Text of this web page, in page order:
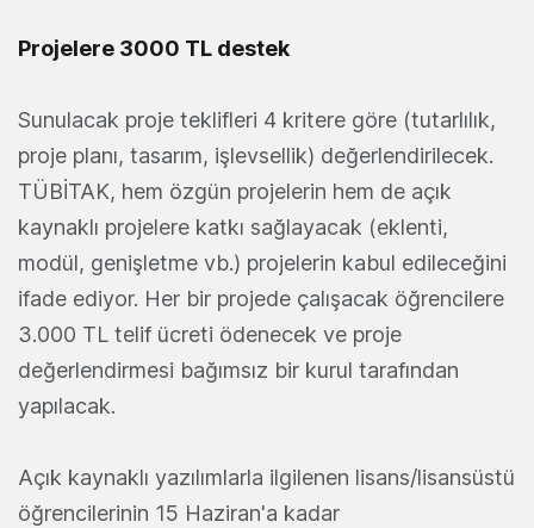
Projelere 3000 TL destek
Sunulacak proje teklifleri 4 kritere göre (tutarlılık,
proje planı, tasarım, işlevsellik) değerlendirilecek.
TÜBİTAK, hem özgün projelerin hem de açık
kaynaklı projelere katkı sağlayacak (eklenti,
modül, genişletme vb.) projelerin kabul edileceğini
ifade ediyor. Her bir projede çalışacak öğrencilere
3.000 TL telif ücreti ödenecek ve proje
değerlendirmesi bağımsız bir kurul tarafından
yapılacak.
Açık kaynaklı yazılımlarla ilgilenen lisans/lisansüstü
öğrencilerinin 15 Haziran'a kadar